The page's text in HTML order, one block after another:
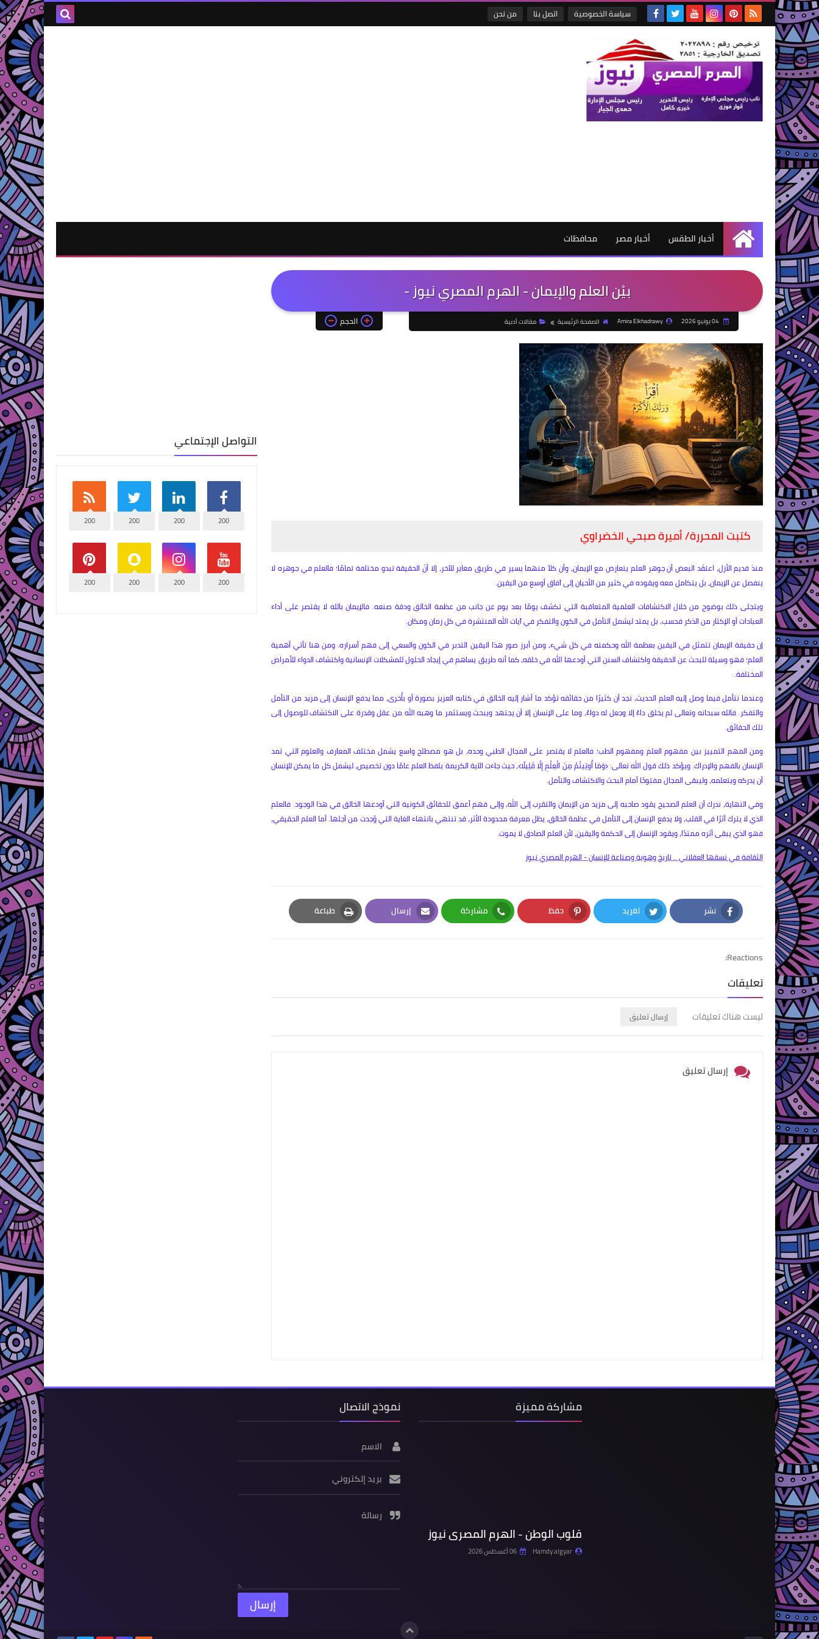
سياسة الخصوصية اتصل بنا من نحن
الرئيسية
أخبار الطقس أخبار مصر محافظات
بيْن العلم والإيمان - الهرم المصري نيوز -
04 يونيو 2026 Amira Elkhadrawy الصفحة الرئيسية مقالات أدبية الحجم
كتبت المحررة/ أميرة صبحي الخضراوي
منذ قديم الأزل، اعتقَد البعض أن جوهر العلم يتعارض مع الإيمان، وأن كلاً منهما يسير في طريق مغاير للآخر، إلا أنّ الحقيقة تبدو مختلفة تمامًا؛ فالعلم في جوهره لا
ينفصل عن الإيمان، بل يتكامل معه ويقوده في كثير من الأحيان إلى آفاق أوسع من اليقين.
ويتجلى ذلك بوضوح من خلال الاكتشافات العلمية المتعاقبة التي تكشف يومًا بعد يوم عن جانب من عظمة الخالق ودقة صنعه. فالإيمان بالله لا يقتصر على أداء
العبادات أو الإكثار من الذكر فحسب، بل يمتد ليشمل التأمل في الكون والتفكر في آيات الله المنتشرة في كل زمان ومكان.
إن حقيقة الإيمان تتمثل في اليقين بعظمة الله وحكمته في كل شيء، ومن أبرز صور هذا اليقين التدبر في الكون والسعي إلى فهم أسراره. ومن هنا تأتي أهمية
العلم؛ فهو وسيلة للبحث عن الحقيقة واكتشاف السنن التي أودعها الله في خلقه، كما أنه طريق يساهم في إيجاد الحلول للمشكلات الإنسانية واكتشاف الدواء للأمراض
المختلفة.
وعندما نتأمل فيما وصل إليه العلم الحديث، نجد أن كثيرًا من حقائقه تؤكد ما أشار إليه الخالق في كتابه العزيز بصورة أو بأُخرى، مما يدفع الإنسان إلى مزيد من التأمل
والتفكر. فالله سبحانه وتعالى لم يخلق داءً إلا وجعل له دواءً، وما على الإنسان إلا أن يجتهد ويبحث ويستثمر ما وهبه الله من عقل وقدرة على الاكتشاف للوصول إلى
تلك الحقائق.
ومن المهم التمييز بين مفهوم العلم ومفهوم الطب؛ فالعلم لا يقتصر على المجال الطبي وحده، بل هو مصطلح واسع يشمل مختلف المعارف والعلوم التي تمد
الإنسان بالفهم والإدراك. ويؤكد ذلك قول الله تعالى: ﴿وَمَا أُوتِيتُمْ مِنَ الْعِلْمِ إِلَّا قَلِيلًا﴾، حيث جاءت الآية الكريمة بلفظ العلم عامًا دون تخصيص، ليشمل كل ما يمكن للإنسان
أن يدركه ويتعلمه، وليبقى المجال مفتوحًا أمام البحث والاكتشاف والتأمل.
وفي النهاية، ندرك أن العلم الصحيح يقود صاحبه إلى مزيد من الإيمان والتقرب إلى الله، وإلى فهم أعمق للحقائق الكونية التي أودعها الخالق في هذا الوجود. فالعلم
الذي لا يترك أثرًا في القلب، ولا يدفع الإنسان إلى التأمل في عظمة الخالق، يظل معرفة محدودة الأثر، قد تنتهي بانتهاء الغاية التي وُجدت من أجلها. أما العلم الحقيقي،
فهو الذي يبقى أثره ممتدًا، ويقود الإنسان إلى الحكمة واليقين، لأن العلم الصادق لا يموت.
الثقافة في نسقها العقلاني .. تاريخ وهوية وصناعة للإنسان - الهرم المصري نيوز
نشر
Facebook
تغريد
Twitter
حفظ
Pinterest
مشاركة
Whatsapp
إرسال
Email
طباعة
Print
Reactions:
تعليقات
ليست هناك تعليقات إرسال تعليق
إرسال تعليق
التواصل الإجتماعي
200
200
200
200
200
200
200
200
مشاركة مميزة
قلوب الوطن - الهرم المصرى نيوز
Hamdy algyar 06 أغسطس 2026
نموذج الاتصال
الاسم
بريد إلكتروني
رسالة